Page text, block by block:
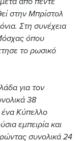
στην Μπρίστολ
Στη συνέχεια
όπου
το ρωσικό
για τον
38
ένα Κύπελλο
εμπειρία και
συνολικά 24